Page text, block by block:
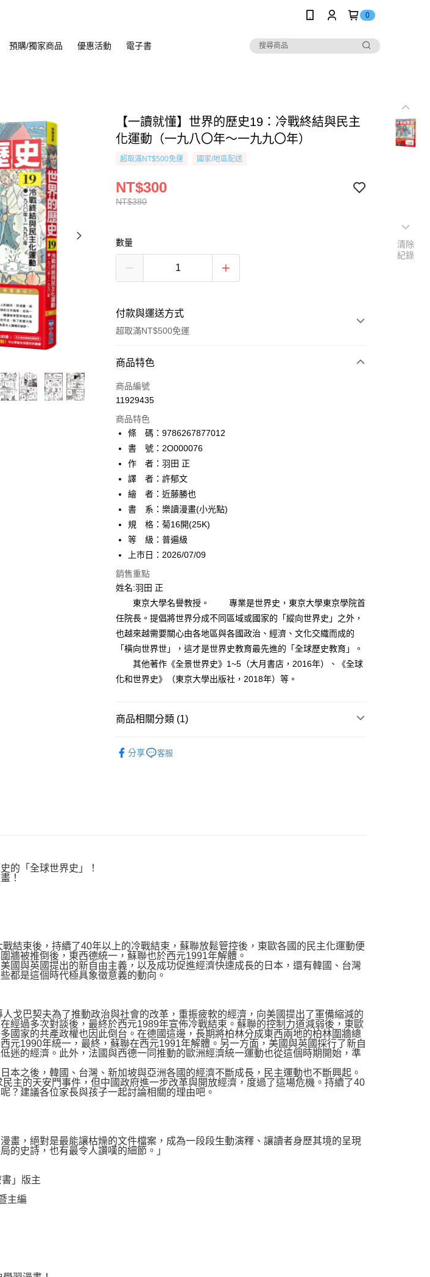
0
預購/獨家商品 優惠活動 電子書
【一讀就懂】世界的歷史19：冷戰終結與民主
化運動（一九八〇年～一九九〇年）
超取滿NT$500免運 國家/地區配送
NT$380
NT$300
數量
付款與運送方式
超取滿NT$500免運
付款方式
信用卡一次付款
AFTEE先享後付
相關說明
AFTEE先享後付是「在收到商品之後才付款」的支付方式。 讓您購物簡單
便利好安心！
１．簡單：不需註冊會員、不需綁卡、不需儲值。
２．便利：只要手機號碼，簡訊認證，即可結帳。
３．安心：先確認商品／服務後，再付款。
１．於結帳方式選擇「AFTEE先享後付」後，將跳轉至「AFTEE先享後
付」結帳頁面，進行簡訊認證並確認金額後，即可完成結帳。
３．收到繳費通知簡訊後14天內，點擊此簡訊中的連結，可透過四大超商
／ATM／網路銀行／等多元方式進行付款，方視為交易完成。
※ 請注意：結帳手續完成當下不需立刻繳費，但若您需要取消訂單，請聯
絡購買商品的店家。未經商家同意取消之訂單仍視為有效，需透過AFTEE
先享後付繳納相關費用。
※ 交易是否成功請以「AFTEE先享後付 」之結帳頁面顯示為準，若有關於
付客戶支援中心」https://netprotections.freshdesk.com/support/home
【注意事項】
１．透過由恩沛科技股份有限公司提供之「AFTEE先享後付」服務完成之
２．關於個人資料處理事宜，請瀏覽以下網址：
「AFTEE先享後付」，若未經同意申辦者引起之損失，本公司不負相關責
ATM付款
運送方式
全家取貨付款
每筆NT$80，滿NT$500(含以上)免運費
每筆NT$80，滿NT$500(含以上)免運費
萊爾富取貨付款
每筆NT$80，滿NT$500(含以上)免運費
付款後萊爾富取貨
每筆NT$80，滿NT$500(含以上)免運費
7-11取貨付款
付款後7-11取貨
宅配
商品特色
商品編號
11929435
商品特色
條 碼：9786267877012
書 號：2O000076
作 者：羽田 正
譯 者：許郁文
繪 者：近藤勝也
書 系：樂讀漫畫(小光點)
規 格：菊16開(25K)
等 級：普遍級
上市日：2026/07/09
銷售重點
姓名:羽田 正
東京大學名譽教授。 專業是世界史，東京大學東京學院首
任院長。提倡將世界分成不同區域或國家的「縱向世界史」之外，
也越來越需要關心由各地區與各國政治、經濟、文化交織而成的
「橫向世界世」，這才是世界史教育最先進的「全球歷史教育」。
其他著作《全景世界史》1~5（大月書店，2016年）、《全球
化和世界史》（東京大學出版社，2018年）等。
商品相關分類 (1)
分享
客服
的「全球世界史」！
！
束後，持續了40年以上的冷戰結束，蘇聯放鬆管控後，東歐各國的民主化運動便
牆被推倒後，東西德統一，蘇聯也於西元1991年解體。
與英國提出的新自由主義，以及成功促進經濟快速成長的日本，還有韓國、台灣
都是這個時代極具象徵意義的動向。
巴契夫為了推動政治與社會的改革，重振疲軟的經濟，向美國提出了軍備縮減的
經過多次對談後，最終於西元1989年宣佈冷戰結束。蘇聯的控制力道減弱後，東歐
國家的共產政權也因此倒台。在德國這邊，長期將柏林分成東西兩地的柏林圍牆總
元1990年統一，最終，蘇聯在西元1991年解體。另一方面，美國與英國採行了新自
迷的經濟。此外，法國與西德一同推動的歐洲經濟統一運動也從這個時期開始，準
之後，韓國、台灣、新加坡與亞洲各國的經濟不斷成長，民主運動也不斷興起。
主的天安門事件，但中國政府進一步改革與開放經濟，度過了這場危機。持續了40
？建議各位家長與孩子一起討論相關的理由吧。
，絕對是最能讓枯燥的文件檔案，成為一段段生動演釋、讓讀者身歷其境的呈現
的史詩，也有最令人讚嘆的細節。」
」版主
主編
清除
紀錄